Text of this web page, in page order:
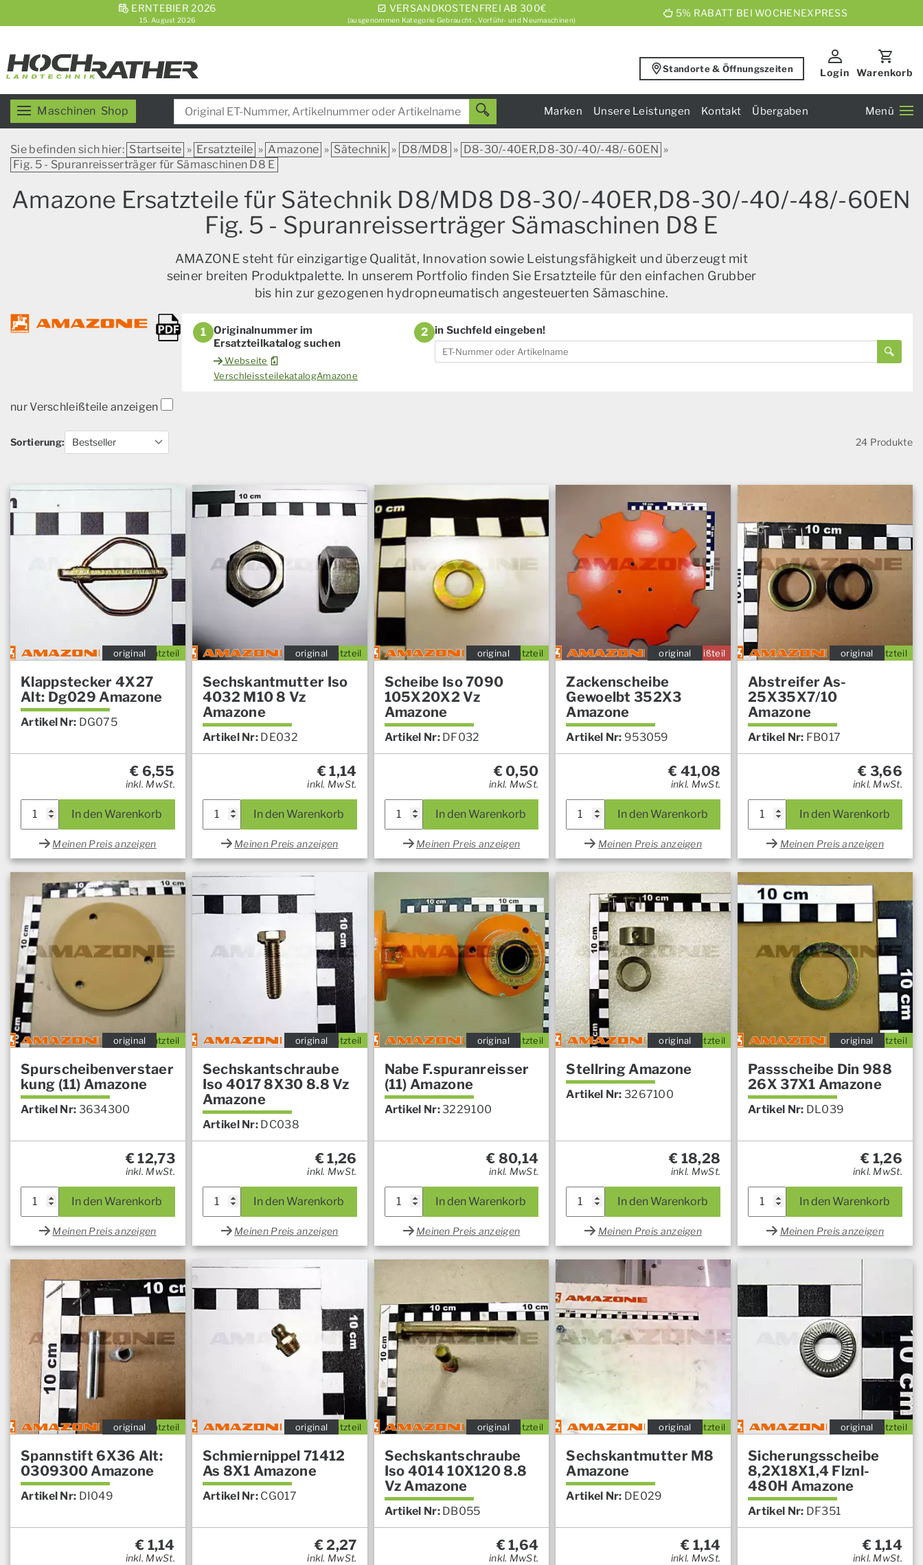
ERNTEBIER 2026
15. August 2026
VERSANDKOSTENFREI AB 300€
(ausgenommen Kategorie Gebraucht-, Vorführ- und Neumaschinen)
5% RABATT BEI WOCHENEXPRESS
Standorte & Öffnungszeiten Login Warenkorb
Maschinen Shop Marken Unsere Leistungen Kontakt Übergaben Menü
Sie befinden sich hier: Startseite » Ersatzteile » Amazone » Sätechnik » D8/MD8 » D8-30/-40ER,D8-30/-40/-48/-60EN »
Fig. 5 - Spuranreisserträger für Sämaschinen D8 E
Amazone Ersatzteile für Sätechnik D8/MD8 D8-30/-40ER,D8-30/-40/-48/-60EN
Fig. 5 - Spuranreisserträger Sämaschinen D8 E
AMAZONE steht für einzigartige Qualität, Innovation sowie Leistungsfähigkeit und überzeugt mit
seiner breiten Produktpalette. In unserem Portfolio finden Sie Ersatzteile für den einfachen Grubber
bis hin zur gezogenen hydropneumatisch angesteuerten Sämaschine.
1
Originalnummer im
Ersatzteilkatalog suchen
Webseite
VerschleissteilekatalogAmazone
2 in Suchfeld eingeben!
nur Verschleißteile anzeigen
Sortierung: 24 Produkte
Ersatzteil
original
Klappstecker 4X27
Alt: Dg029 Amazone
Artikel Nr: DG075
€ 6,55
inkl. MwSt.
In den Warenkorb
Meinen Preis anzeigen
Ersatzteil
original
Sechskantmutter Iso
4032 M10 8 Vz
Amazone
Artikel Nr: DE032
€1,14
inkl. MwSt.
In den Warenkorb
Meinen Preis anzeigen
Ersatzteil
original
Scheibe Iso 7090
105X20X2 Vz
Amazone
Artikel Nr: DF032
€0,50
inkl. MwSt.
In den Warenkorb
Meinen Preis anzeigen
Verschleißteil
original
Zackenscheibe
Gewoelbt 352X3
Amazone
Artikel Nr: 953059
€ 41,08
inkl. MwSt.
In den Warenkorb
Meinen Preis anzeigen
Ersatzteil
original
Abstreifer As-
25X35X7/10
Amazone
Artikel Nr: FB017
€ 3,66
inkl. MwSt.
In den Warenkorb
Meinen Preis anzeigen
Ersatzteil
original
Spurscheibenverstaer
kung (11) Amazone
Artikel Nr: 3634300
€12,73
inkl. MwSt.
In den Warenkorb
Meinen Preis anzeigen
Ersatzteil
original
Sechskantschraube
Iso 4017 8X30 8.8 Vz
Amazone
Artikel Nr: DC038
€1,26
inkl. MwSt.
In den Warenkorb
Meinen Preis anzeigen
Ersatzteil
original
Nabe F.spuranreisser
(11) Amazone
Artikel Nr:3229100
€ 80,14
inkl. MwSt.
In den Warenkorb
Meinen Preis anzeigen
Ersatzteil
original
Stellring Amazone
Artikel Nr: 3267100
€ 18,28
inkl. MwSt.
In den Warenkorb
Meinen Preis anzeigen
Ersatzteil
original
Passscheibe Din 988
26X 37X1 Amazone
Artikel Nr: DL039
€ 1,26
inkl. MwSt.
In den Warenkorb
Meinen Preis anzeigen
Ersatzteil
original
Spannstift 6X36 Alt:
0309300 Amazone
Artikel Nr: DI049
€ 1,14
inkl. MwSt.
Ersatzteil
original
Schmiernippel 71412
As 8X1 Amazone
Artikel Nr: CG017
€2,27
inkl. MwSt.
Ersatzteil
original
Sechskantschraube
Iso 4014 10X120 8.8
Vz Amazone
Artikel Nr: DB055
€1,64
inkl. MwSt.
Ersatzteil
original
Sechskantmutter M8
Amazone
Artikel Nr: DE029
€ 1,14
inkl. MwSt.
Ersatzteil
original
Sicherungsscheibe
8,2X18X1,4 Flznl-
480H Amazone
Artikel Nr: DF351
€ 1,14
inkl. MwSt.